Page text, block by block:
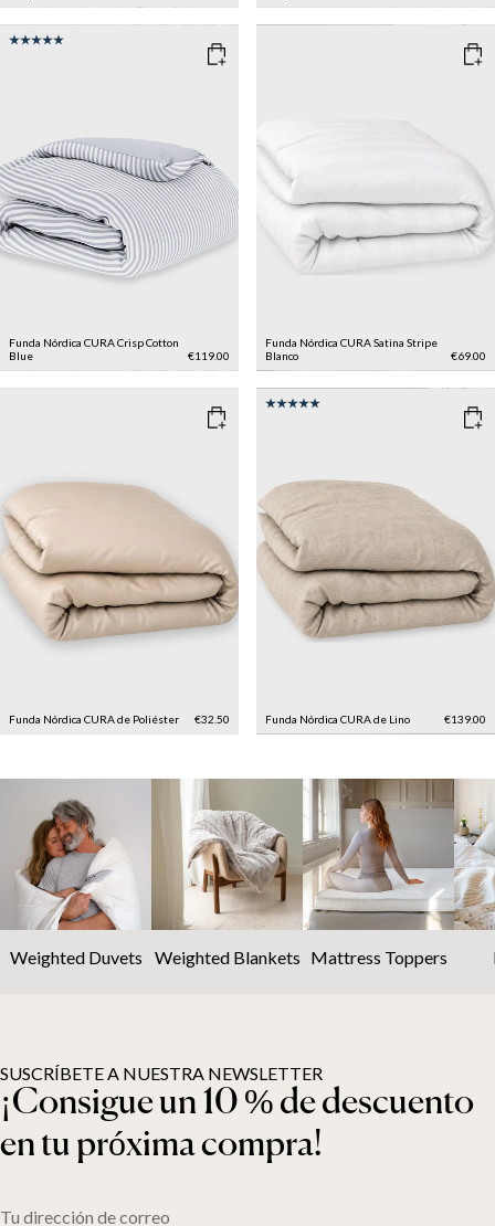
Funda Nórdica CURA Crisp Cotton
Blue
€119.00
Funda Nórdica CURA Satina Stripe
Blanco
€69.00
Funda Nórdica CURA de Poliéster €32.50 Funda Nórdica CURA de Lino €139.00
Weighted Duvets Weighted Blankets Mattress Toppers
SUSCRÍBETE A NUESTRA NEWSLETTER
¡Consigue un 10 % de descuento
en tu próxima compra!
Tu dirección de correo